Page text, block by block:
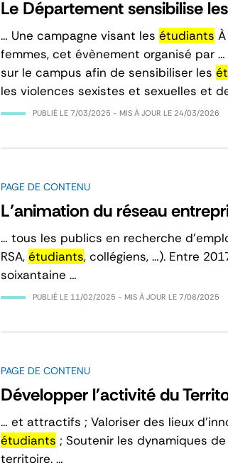
Le Département sensibilise les
… Une campagne visant les étudiants
femmes, cet évènement organisé par
sur le campus afin de sensibiliser les
les violences sexistes et sexuelles et
PUBLIÉ LE 7/03/2025 - MIS À JOUR LE 24/03/2026
PAGE DE CONTENU
L’animation du réseau
… tous les publics en recherche
RSA, étudiants, collégiens, …). Entre
soixantaine …
PUBLIÉ LE 11/02/2025 - MIS À JOUR LE 7/08/2025
PAGE DE CONTENU
Développer l'activité du
… et attractifs ; Valoriser des lieux
étudiants ; Soutenir les dynamiques
territoire. …